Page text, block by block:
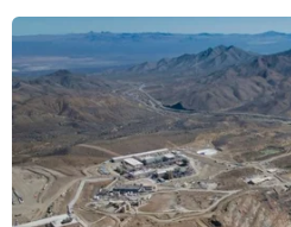
Anh cử nhà hòa giải
tự do cho tàu Stena
24/07/2019 09:32
Trong một tuyên bố ngày 24/
dầu Stena Impero, công ty
Điển) cho biết toàn bộ 23 thủy